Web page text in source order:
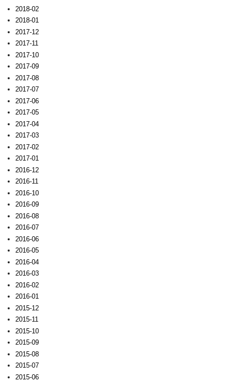
2018-02
2018-01
2017-12
2017-11
2017-10
2017-09
2017-08
2017-07
2017-06
2017-05
2017-04
2017-03
2017-02
2017-01
2016-12
2016-11
2016-10
2016-09
2016-08
2016-07
2016-06
2016-05
2016-04
2016-03
2016-02
2016-01
2015-12
2015-11
2015-10
2015-09
2015-08
2015-07
2015-06